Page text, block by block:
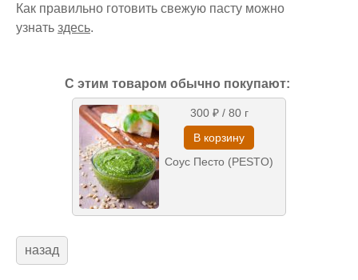
Как правильно готовить свежую пасту можно
узнать здесь.
С этим товаром обычно покупают:
300 ₽ / 80 г
Соус Песто (PESTO)
назад